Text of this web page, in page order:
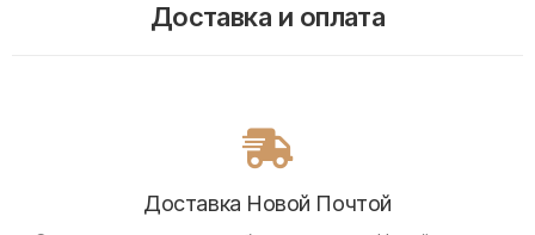
Доставка и оплата
Доставка Новой Почтой